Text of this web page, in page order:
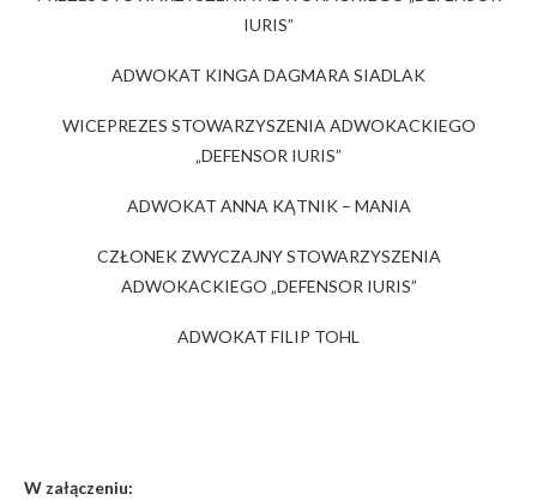
IURIS”
ADWOKAT KINGA DAGMARA SIADLAK
WICEPREZES STOWARZYSZENIA ADWOKACKIEGO
„DEFENSOR IURIS”
ADWOKAT ANNA KĄTNIK – MANIA
CZŁONEK ZWYCZAJNY STOWARZYSZENIA
ADWOKACKIEGO „DEFENSOR IURIS”
ADWOKAT FILIP TOHL
W załączeniu: